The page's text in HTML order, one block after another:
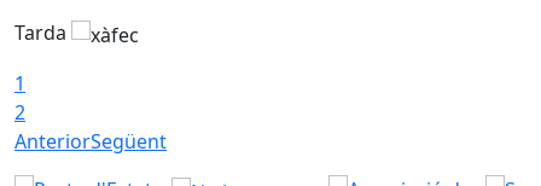
Tarda
1
2
AnteriorSegüent